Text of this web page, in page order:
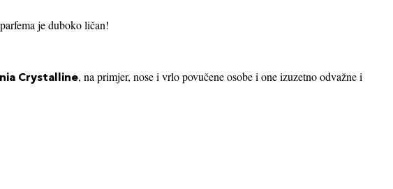
je duboko ličan!
Crystalline, na primjer, nose i vrlo povučene osobe i one izuzetno odvažne i